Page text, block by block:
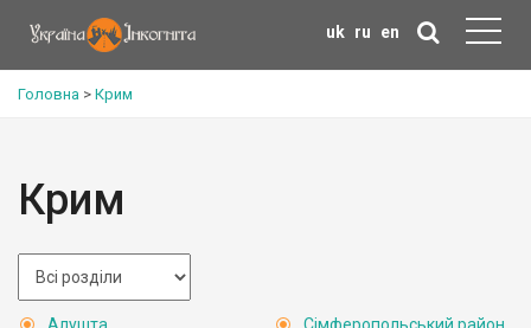
uk ru en
Головна > Крим
Крим